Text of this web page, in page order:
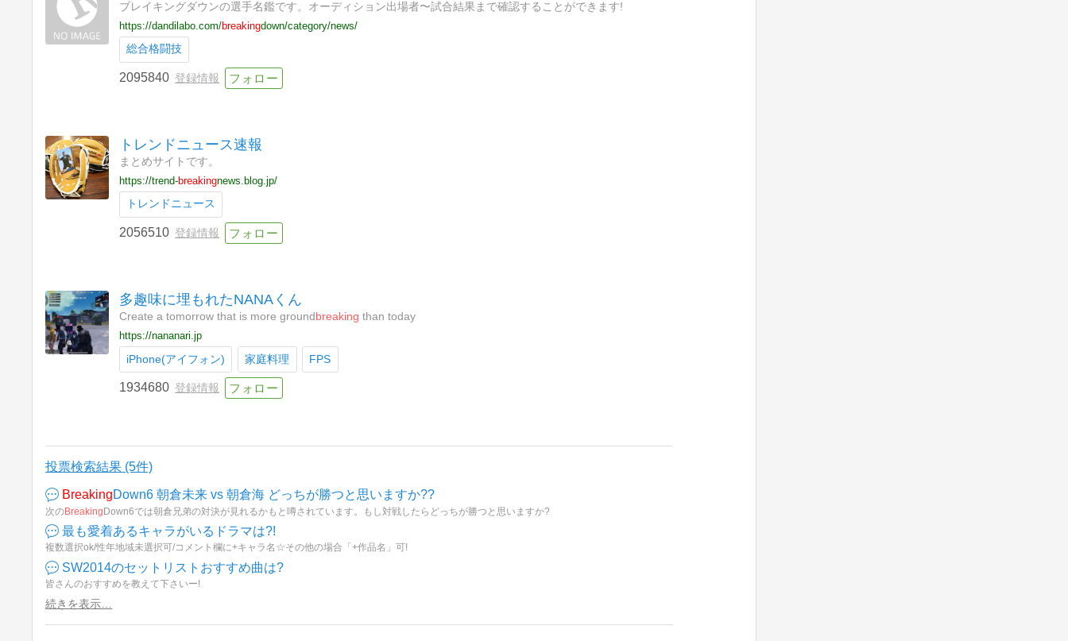
ブレイキングダウンの選手名鑑です。オーディション出場者〜試合結果まで確認することができます!
https://dandilabo.com/breakingdown/category/news/
総合格闘技
2095840 登録情報
トレンドニュース速報
まとめサイトです。
https://trend-breakingnews.blog.jp/
トレンドニュース
2056510 登録情報
多趣味に埋もれたNANAくん
Create a tomorrow that is more ground breaking than today
https://nananari.jp
iPhone(アイフォン)
家庭料理 FPS
1934680 登録情報
投票検索結果 (5件)
BreakingDown6 朝倉未来 vs 朝倉海 どっちが勝つと思いますか??
次のBreakingDown6では朝倉兄弟の対決が見れるかもと噂されています。もし対戦したらどっちが勝つと思いますか?
最も愛着あるキャラがいるドラマは?!
複数選択ok/性年地域未選択可/コメント欄に+キャラ名☆その他の場合「+作品名」可!
SW2014のセットリストおすすめ曲は?
皆さんのおすすめを教えて下さいー!
続きを表示…